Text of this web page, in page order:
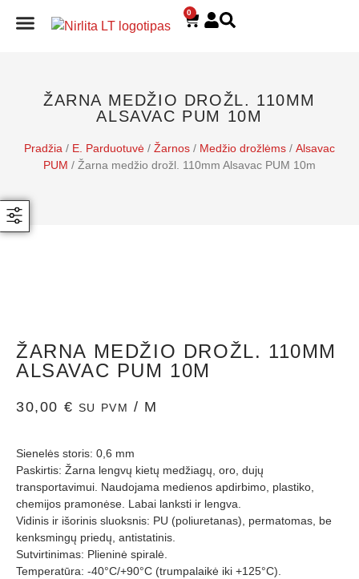
0
ŽARNA MEDŽIO DROŽL. 110MM
ALSAVAC PUM 10M
Pradžia / E. Parduotuvė / Žarnos / Medžio drožlėms / Alsavac
PUM / Žarna medžio drožl. 110mm Alsavac PUM 10m
ŽARNA MEDŽIO DROŽL. 110MM
ALSAVAC PUM 10M
30,00 € SU PVM / M
Sienelės storis: 0,6 mm
Paskirtis: Žarna lengvų kietų medžiagų, oro, dujų
transportavimui. Naudojama medienos apdirbimo, plastiko,
chemijos pramonėse. Labai lanksti ir lengva.
Vidinis ir išorinis sluoksnis: PU (poliuretanas), permatomas, be
kenksmingų priedų, antistatinis.
Sutvirtinimas: Plieninė spiralė.
Temperatūra: -40°C/+90°C (trumpalaikė iki +125°C).